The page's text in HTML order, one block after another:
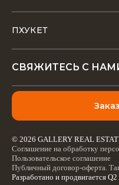
ПХУКЕТ
СВЯЖИТЕСЬ С
© 2026 GALLERY REAL
Соглашение на обработку
Пользовательское соглашение
Публичный договор-оферта.
Разработано и продвигается Q2